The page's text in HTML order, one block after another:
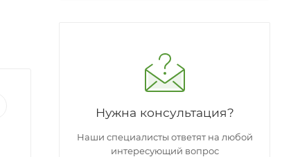
Нужна консультация?
Наши специалисты ответят на любой
интересующий вопрос